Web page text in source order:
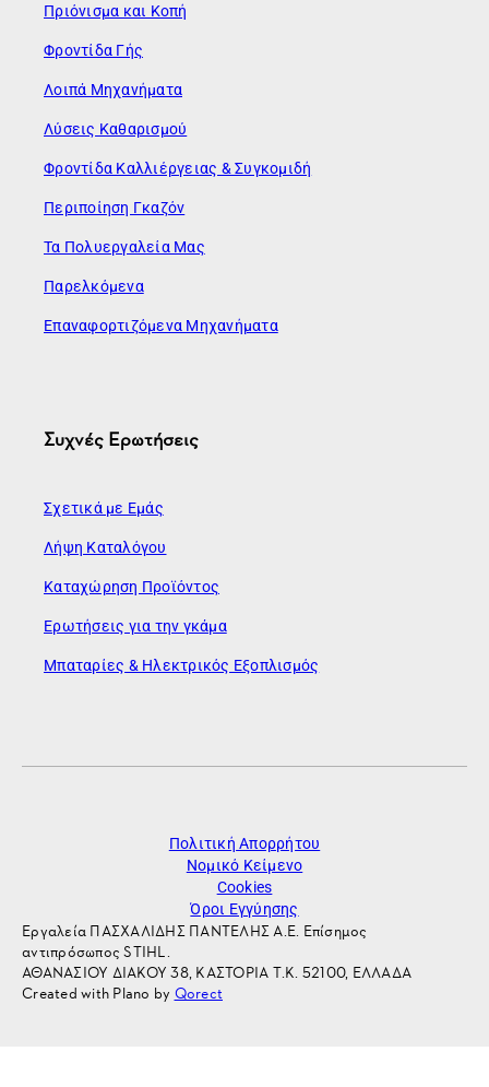
Πριόνισμα και Κοπή
Φροντίδα Γής
Λοιπά Μηχανήματα
Λύσεις Καθαρισμού
Φροντίδα Καλλιέργειας & Συγκομιδή
Περιποίηση Γκαζόν
Τα Πολυεργαλεία Μας
Παρελκόμενα
Επαναφορτιζόμενα Μηχανήματα
Συχνές Ερωτήσεις
Σχετικά με Εμάς
Λήψη Καταλόγου
Καταχώρηση Προϊόντος
Ερωτήσεις για την γκάμα
Μπαταρίες & Ηλεκτρικός Εξοπλισμός
Πολιτική Απορρήτου
Νομικό Κείμενο
Cookies
Όροι Εγγύησης
Εργαλεία ΠΑΣΧΑΛΙΔΗΣ ΠΑΝΤΕΛΗΣ Α.Ε. Επίσημος
αντιπρόσωπος STIHL.
ΑΘΑΝΑΣΙΟΥ ΔΙΑΚΟΥ 38, ΚΑΣΤΟΡΙΑ Τ.Κ. 52100, ΕΛΛΑΔΑ
Created with Plano by Qorect